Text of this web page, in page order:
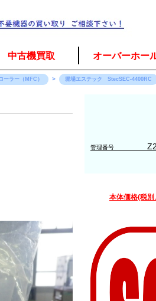
中古機買取 オーバーホー
ーラー（MFC） 堀場エステック StecSEC-4400RC
管理番号
本体価格(税